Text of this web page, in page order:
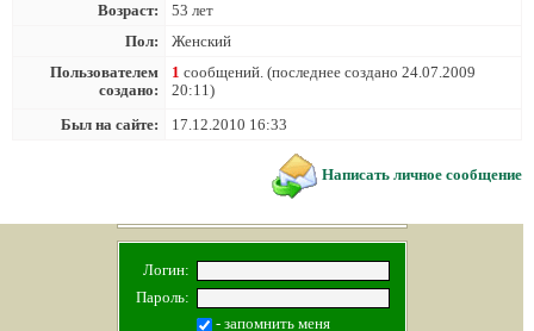
Возраст:
53 лет
Пол:
Женский
Пользователем
создано:
1 сообщений. (последнее создано 24.07.2009
20:11)
Был на сайте:
17.12.2010 16:33
Написать личное сообщение
Логин:
Пароль:
- запомнить меня